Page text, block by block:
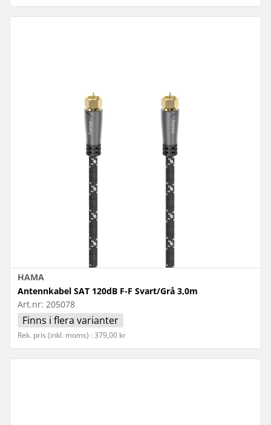
HAMA
Antennkabel SAT 120dB F-F Svart/Grå 3,0m
Art.nr: 205078
Finns i flera varianter
Rek. pris (inkl. moms) : 379,00 kr